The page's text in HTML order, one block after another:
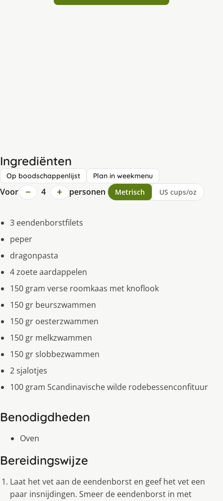
Ingrediënten
Op boodschappenlijst Plan in weekmenu
Voor − 4 + personen Metrisch US cups/oz
3 eendenborstfilets
peper
dragonpasta
4 zoete aardappelen
150 gram verse roomkaas met knoflook
150 gr beurszwammen
150 gr oesterzwammen
150 gr melkzwammen
150 gr slobbezwammen
2 sjalotjes
100 gram Scandinavische wilde rodebessenconfituur
Benodigdheden
Oven
Bereidingswijze
Laat het vet aan de eendenborst en geef het vet een
paar insnijdingen. Smeer de eendenborst in met